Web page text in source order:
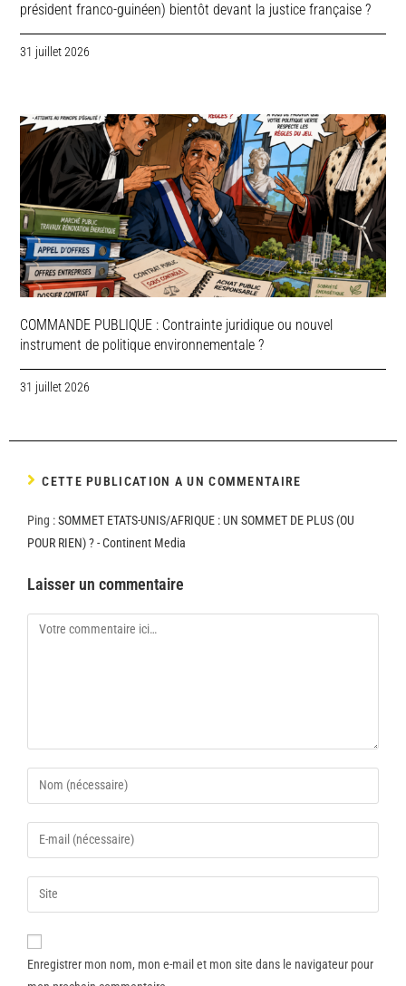
président franco-guinéen) bientôt devant la justice française ?
31 juillet 2026
COMMANDE PUBLIQUE : Contrainte juridique ou nouvel
instrument de politique environnementale ?
31 juillet 2026
CETTE PUBLICATION A UN COMMENTAIRE
Ping :SOMMET ETATS-UNIS/AFRIQUE : UN SOMMET DE PLUS (OU
POUR RIEN) ? - Continent Media
Laisser un commentaire
Enregistrer mon nom, mon e-mail et mon site dans le navigateur pour